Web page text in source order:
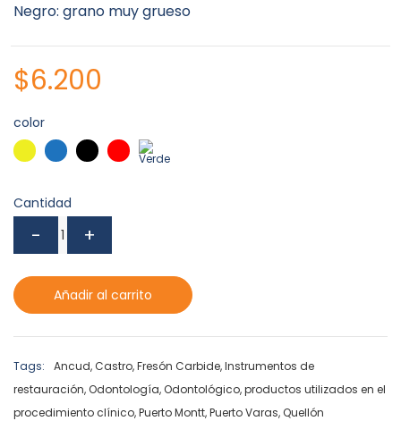
Negro: grano muy grueso
$6.200
color
Cantidad
Añadir al carrito
Tags: Ancud,Castro,Fresón Carbide,Instrumentos de
restauración,Odontología,Odontológico,productos utilizados en el
procedimiento clínico,Puerto Montt,Puerto Varas,Quellón